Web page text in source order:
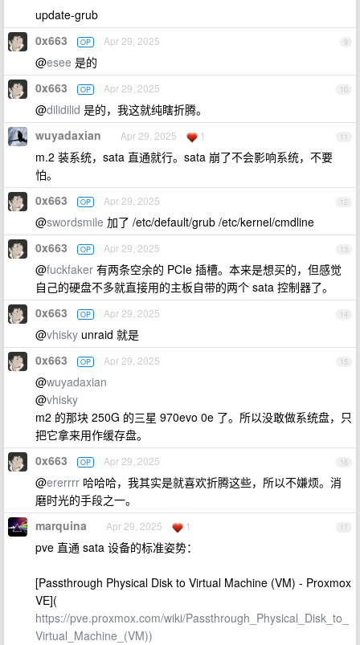
update-grub
9
0x663 OP Apr 29, 2025
@esee 是的
10
0x663 OP Apr 29, 2025
@dilidilid 是的，我这就纯瞎折腾。
11
wuyadaxian Apr 29, 2025 1
m.2 装系统，sata 直通就行。sata 崩了不会影响系统，不要
怕。
12
0x663 OP Apr 29, 2025
@swordsmile 加了 /etc/default/grub /etc/kernel/cmdline
13
0x663 OP Apr 29, 2025
@fuckfaker 有两条空余的 PCIe 插槽。本来是想买的，但感觉
自己的硬盘不多就直接用的主板自带的两个 sata 控制器了。
14
0x663 OP Apr 29, 2025
@vhisky unraid 就是
15
0x663 OP Apr 29, 2025
@wuyadaxian
@vhisky
m2 的那块 250G 的三星 970evo 0e 了。所以没敢做系统盘，只
把它拿来用作缓存盘。
16
0x663 OP Apr 29, 2025
@ererrrr 哈哈哈，我其实是就喜欢折腾这些，所以不嫌烦。消
磨时光的手段之一。
17
marquina Apr 29, 2025 1
pve 直通 sata 设备的标准姿势：
[Passthrough Physical Disk to Virtual Machine (VM) - Proxmox
VE](
https://pve.proxmox.com/wiki/Passthrough_Physical_Disk_to_
Virtual_Machine_(VM))